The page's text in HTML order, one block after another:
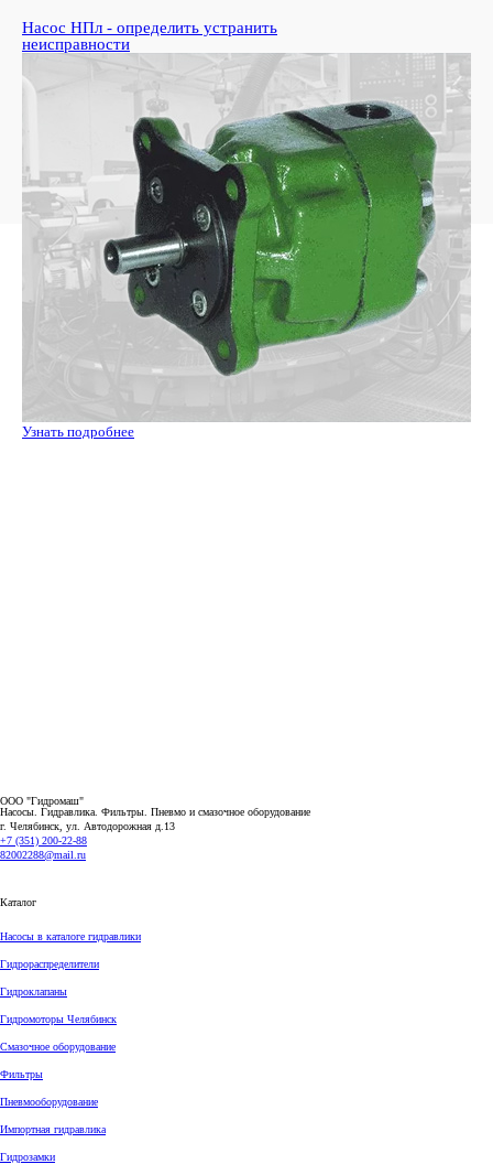
Насос НПл - определить устранить
неисправности
Узнать подробнее
ООО "Гидромаш"
Насосы. Гидравлика. Фильтры. Пневмо и смазочное оборудование
г. Челябинск, ул. Автодорожная д.13
+7 (351) 200-22-88
82002288@mail.ru
Каталог
Насосы в каталоге гидравлики
Гидрораспределители
Гидроклапаны
Гидромоторы Челябинск
Смазочное оборудование
Фильтры
Пневмооборудование
Импортная гидравлика
Гидрозамки